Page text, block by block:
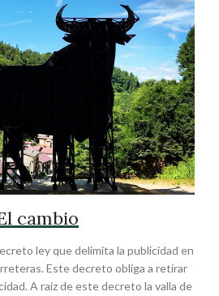
cambio
ley que delimita la publicidad en
Este decreto obliga a retirar
A raíz de este decreto la valla de